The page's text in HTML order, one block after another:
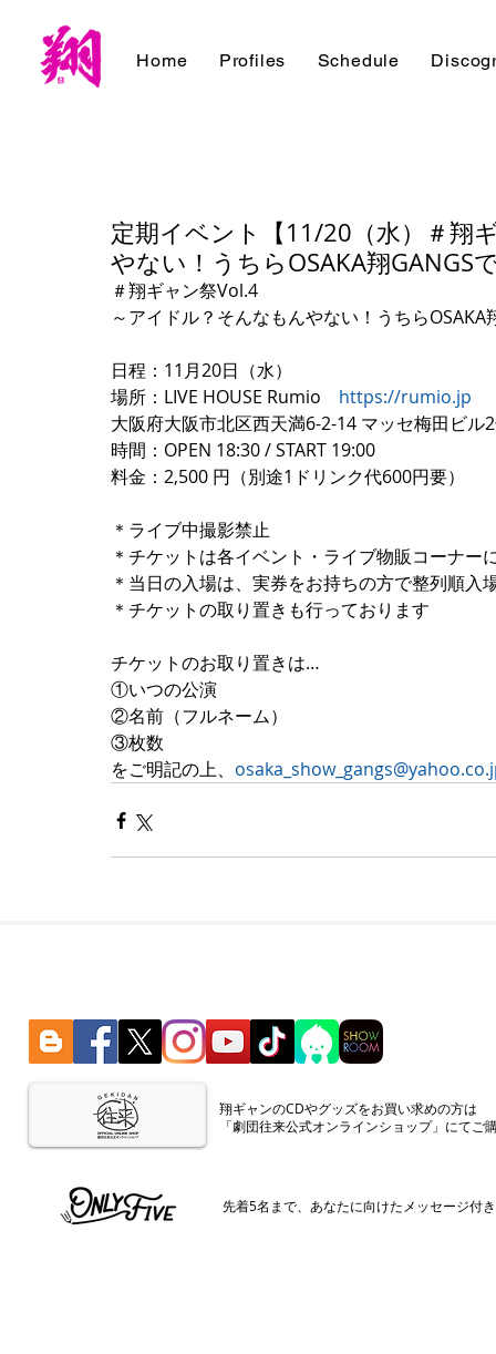
Home Profiles Schedule
定期イベント【11/20（水）＃翔
やない！うちらOSAKA翔GANGS
＃翔ギャン祭Vol.4
～アイドル？そんなもんやない！うちらOSAKA
日程：11月20日（水）
場所：LIVE HOUSE Rumio https://rumio.jp
大阪府大阪市北区西天満6-2-14 マッセ梅田ビル
時間：OPEN 18:30 / START 19:00
料金：2,500 円（別途1ドリンク代600円要）
＊ライブ中撮影禁止
＊チケットは各イベント・ライブ物販コーナー
＊当日の入場は、実券をお持ちの方で整列順入
＊チケットの取り置きも行っております
チケットのお取り置きは…
①いつの公演
②名前（フルネーム）
③枚数
をご明記の上、
​翔ギャンのCDやグッズをお買い求めの方は
「劇団往来公式オンラインショップ」にてご
先着5名まで、あなたに向けたメッセージ付